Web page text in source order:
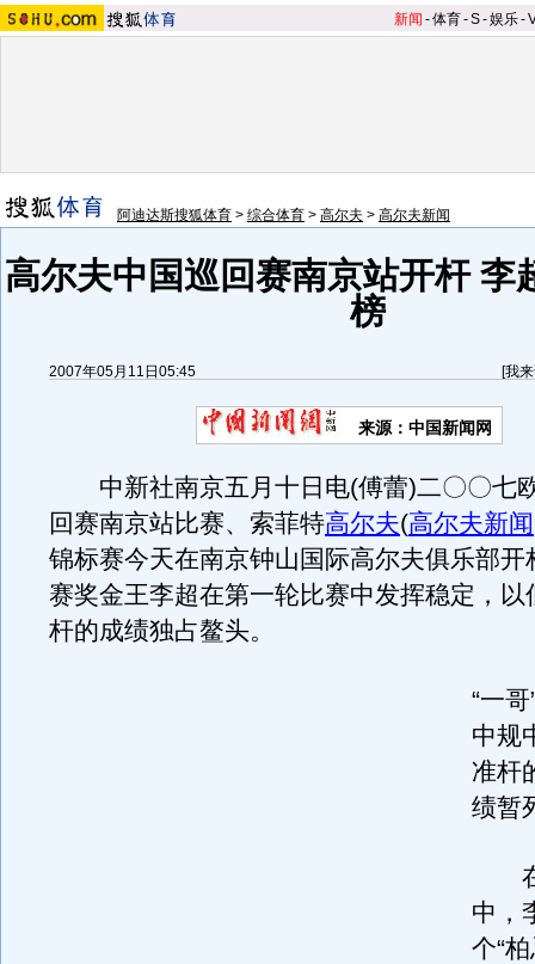
新闻 -体育-S-娱乐-
阿迪达斯搜狐体育 > 综合体育 > 高尔夫 > 高尔夫新闻
高尔夫中国巡回赛南京站开杆 李
榜
2007年05月11日05:45 [我
来源：中国新闻网
中新社南京五月十日电(傅蕾)二〇〇七
回赛南京站比赛、索菲特高尔夫(高尔夫新闻
锦标赛今天在南京钟山国际高尔夫俱乐部开
赛奖金王李超在第一轮比赛中发挥稳定，以
杆的成绩独占鳌头。
“一
中规
准杆
绩暂
在
中，
个“